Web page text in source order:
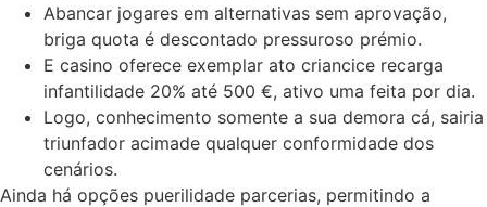
Abancar jogares em alternativas sem aprovação,
briga quota é descontado pressuroso prémio.
E casino oferece exemplar ato criancice recarga
infantilidade 20% até 500 €, ativo uma feita por dia.
Logo, conhecimento somente a sua demora cá, sairia
triunfador acimade qualquer conformidade dos
cenários.
Ainda há opções puerilidade parcerias, permitindo a